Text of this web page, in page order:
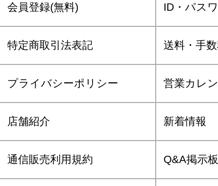
会員登録(無料) ID・パス
特定商取引法表記 送料・手
プライバシーポリシー 営業カレ
店舗紹介 新着情報
通信販売利用規約 Q&A掲示板